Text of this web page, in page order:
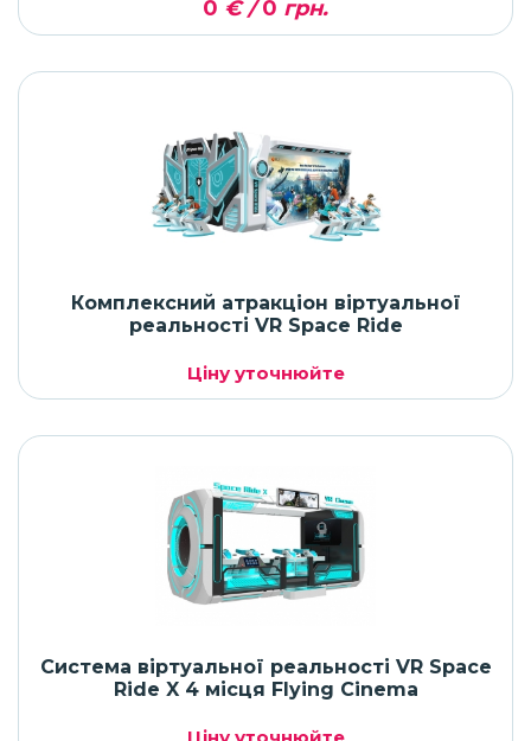
0 € /0 грн.
Комплексний атракціон віртуальної
реальності VR Space Ride
Ціну уточнюйте
Система віртуальної реальності VR Space
Ride X 4 місця Flying Cinema